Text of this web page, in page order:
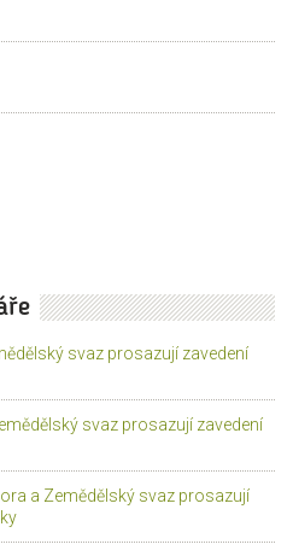
svaz prosazují zavedení
svaz prosazují zavedení
a Zemědělský svaz prosazují